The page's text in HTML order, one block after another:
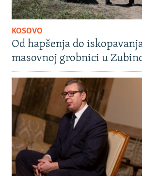
KOSOVO
Od hapšenja do
masovnoj grobnici u